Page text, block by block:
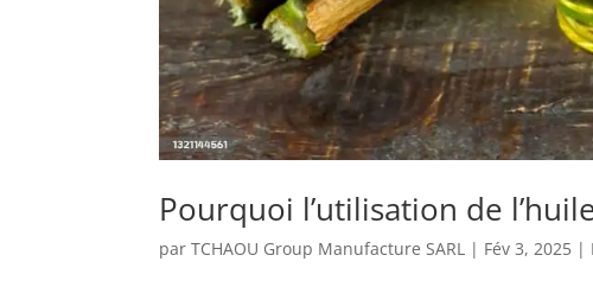
Pourquoi l’utilisation de
parTCHAOU Group Manufacture SARL | Fév 3, 2025 |